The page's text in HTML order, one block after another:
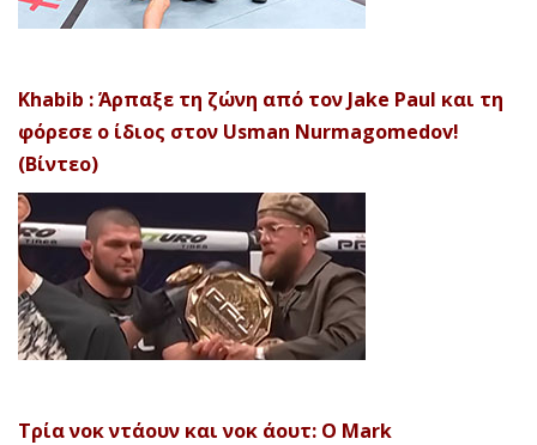
Khabib : Άρπαξε τη ζώνη από τον Jake Paul και τη
φόρεσε ο ίδιος στον Usman Nurmagomedov!
(Βίντεο)
Τρία νοκ ντάουν και νοκ άουτ: Ο Mark